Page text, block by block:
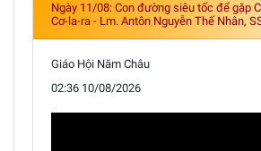
Ngày 11/08: Con đường siêu tốc để gặp
Cơ-la-ra - Lm. Antôn Nguyễn Thế Nhân,
Giáo Hội Năm Châu
02:36 10/08/2026